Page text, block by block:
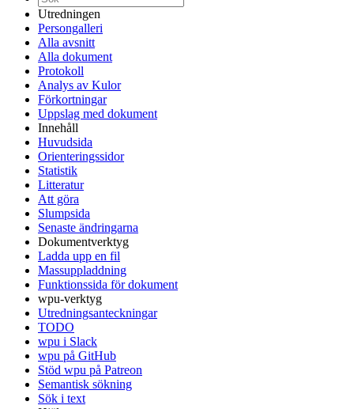
Utredningen
Persongalleri
Alla avsnitt
Alla dokument
Protokoll
Analys av Kulor
Förkortningar
Uppslag med dokument
Innehåll
Huvudsida
Orienteringssidor
Statistik
Litteratur
Att göra
Slumpsida
Senaste ändringarna
Dokumentverktyg
Ladda upp en fil
Massuppladdning
Funktionssida för dokument
wpu-verktyg
Utredningsanteckningar
TODO
wpu i Slack
wpu på GitHub
Stöd wpu på Patreon
Semantisk sökning
Sök i text